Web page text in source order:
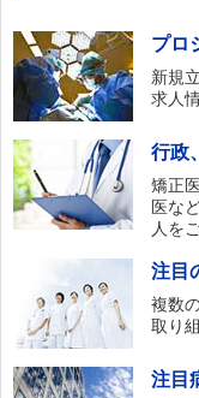
プロ
新規
求人
行政
矯正
医な
人を
注目
複数
取り
注目